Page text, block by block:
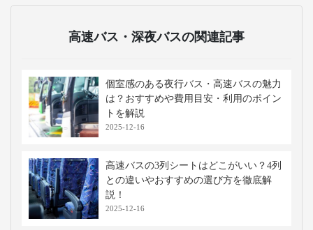
高速バス・深夜バスの関連記事
個室感のある夜行バス・高速バスの魅力
は？おすすめや費用目安・利用のポイン
トを解説
2025-12-16
高速バスの3列シートはどこがいい？4列
との違いやおすすめの選び方を徹底解
説！
2025-12-16